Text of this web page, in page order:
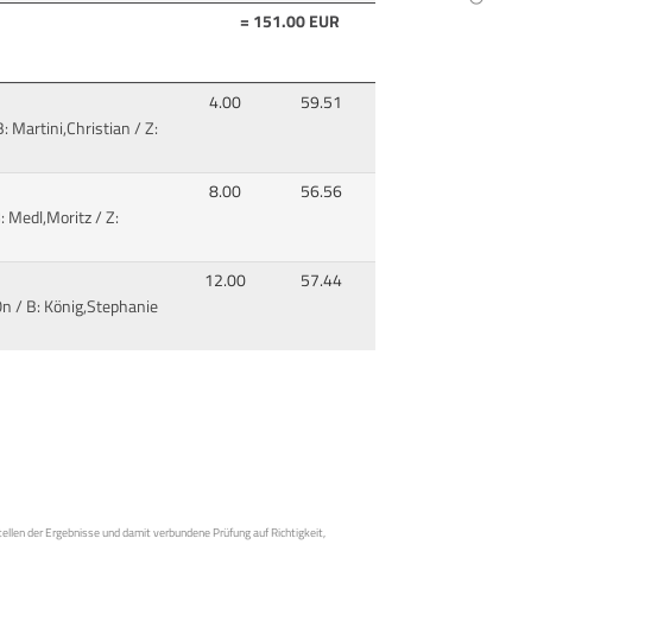
= 151.00 EUR
Martini,Christian / Z:
4.00 59.51
Medl,Moritz / Z:
8.00 56.56
/ B: König,Stephanie
12.00 57.44
der Ergebnisse und damit verbundene Prüfung auf Richtigkeit,